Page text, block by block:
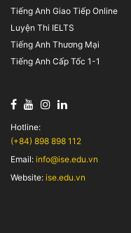
Tiếng Anh Giao Tiếp Online
Luyện Thi IELTS
Tiếng Anh Thương Mại
Tiếng Anh Cấp Tốc 1-1
Hotline:
(+84) 898 898 112
Email: info@ise.edu.vn
Website: ise.edu.vn